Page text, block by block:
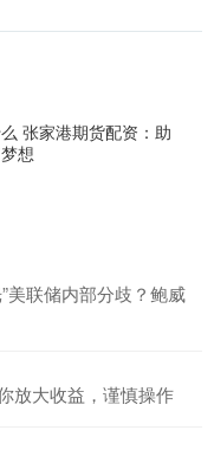
张家港期货配资：助
想
美联储内部分歧？鲍威
放大收益，谨慎操作